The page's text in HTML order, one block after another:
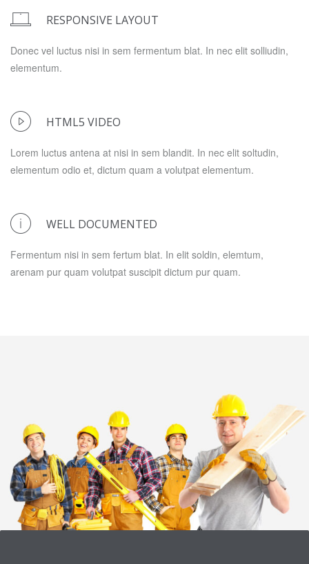
RESPONSIVE LAYOUT
Donec vel luctus nisi in sem fermentum blat. In nec elit solliudin,
elementum.
HTML5 VIDEO
Lorem luctus antena at nisi in sem blandit. In nec elit soltudin,
elementum odio et, dictum quam a volutpat elementum.
WELL DOCUMENTED
Fermentum nisi in sem fertum blat. In elit soldin, elemtum,
arenam pur quam volutpat suscipit dictum pur quam.